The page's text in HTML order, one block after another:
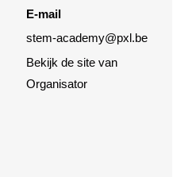
E-mail
stem-academy@pxl.be
Bekijk de site van
Organisator